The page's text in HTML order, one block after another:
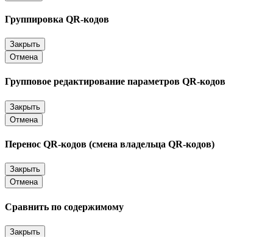
Группировка QR-кодов
Закрыть
Отмена
Групповое редактирование параметров QR-кодов
Закрыть
Отмена
Перенос QR-кодов (смена владельца QR-кодов)
Закрыть
Отмена
Сравнить по содержимому
Закрыть